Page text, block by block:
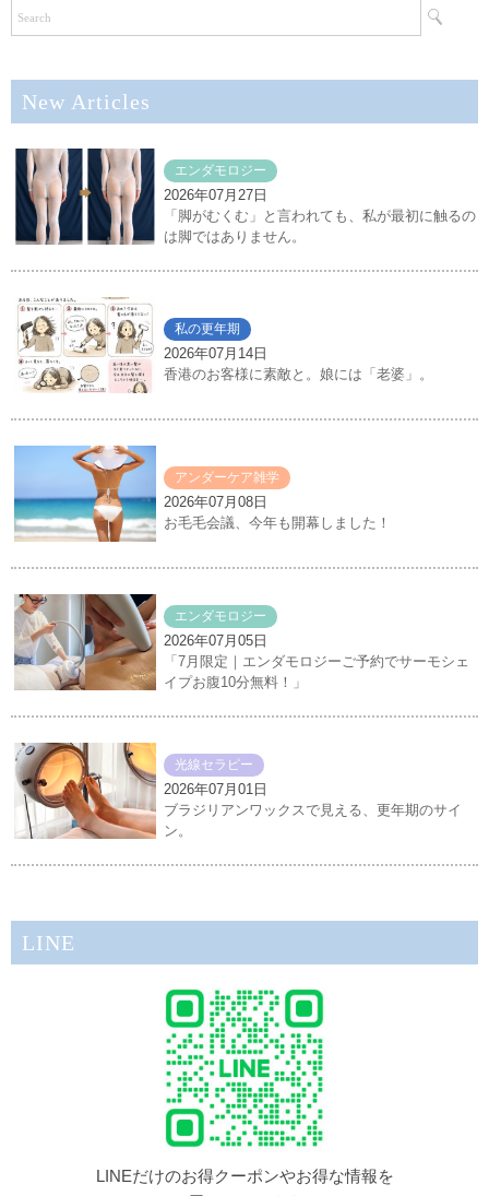
New Articles
エンダモロジー
2026年07月27日
「脚がむくむ」と言われても、私が最初に触るの
は脚ではありません。
私の更年期
2026年07月14日
香港のお客様に素敵と。娘には「老婆」。
アンダーケア雑学
2026年07月08日
お毛毛会議、今年も開幕しました！
エンダモロジー
2026年07月05日
「7月限定｜エンダモロジーご予約でサーモシェ
イプお腹10分無料！」
光線セラピー
2026年07月01日
ブラジリアンワックスで見える、更年期のサイ
ン。
LINE
LINEだけのお得クーポンやお得な情報を